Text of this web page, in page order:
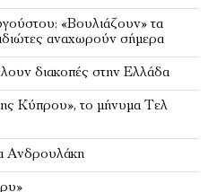
«Βουλιάζουν» τα
αναχωρούν σήμερα
διακοπές στην Ελλάδα
Κύπρου», το μήνυμα Τελ
Ανδρουλάκη